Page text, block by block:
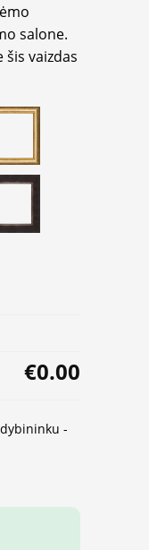
salone.
šis vaizdas
€0.00
-